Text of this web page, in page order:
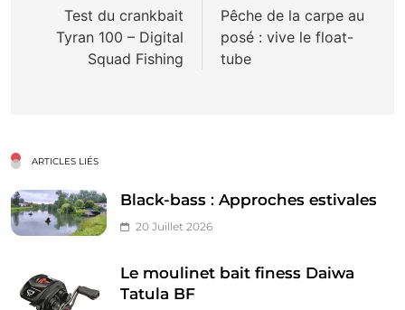
l’article
Test du crankbait
Tyran 100 – Digital
Squad Fishing
Pêche de la carpe au
posé : vive le float-
tube
ARTICLES LIÉS
Black-bass : Approches estivales
20 Juillet 2026
Le moulinet bait finess Daiwa
Tatula BF